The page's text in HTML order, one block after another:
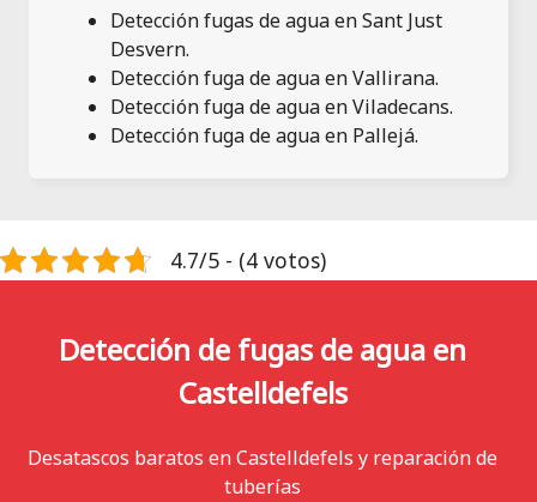
Detección fugas de agua en Sant Just
Desvern.
Detección fuga de agua en Vallirana.
Detección fuga de agua en Viladecans.
Detección fuga de agua en Pallejá.
4.7/5 - (4 votos)
Detección de fugas de agua en
Castelldefels
Desatascos baratos en Castelldefels y reparación de
tuberías